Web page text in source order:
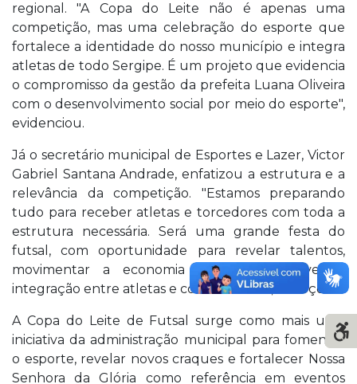
regional. "A Copa do Leite não é apenas uma
competição, mas uma celebração do esporte que
fortalece a identidade do nosso município e integra
atletas de todo Sergipe. É um projeto que evidencia
o compromisso da gestão da prefeita Luana Oliveira
com o desenvolvimento social por meio do esporte",
evidenciou.
Já o secretário municipal de Esportes e Lazer, Victor
Gabriel Santana Andrade, enfatizou a estrutura e a
relevância da competição. "Estamos preparando
tudo para receber atletas e torcedores com toda a
estrutura necessária. Será uma grande festa do
futsal, com oportunidade para revelar talentos,
movimentar a economia local e promover a
integração entre atletas e comunidades", reforçou.
A Copa do Leite de Futsal surge como mais uma
iniciativa da administração municipal para fomentar
o esporte, revelar novos craques e fortalecer Nossa
Senhora da Glória como referência em eventos